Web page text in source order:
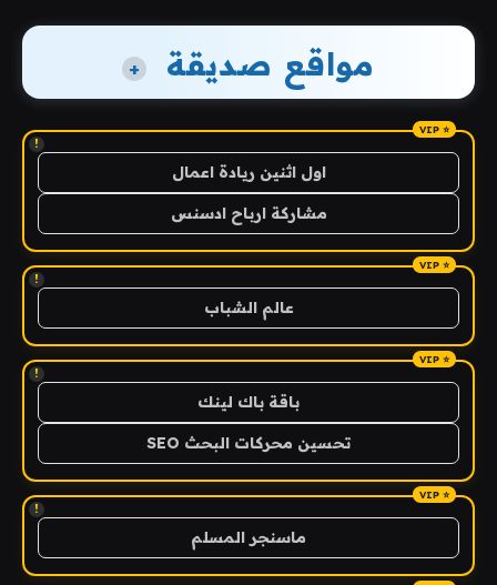
مواقع صديقة +
!
اول اثنين ريادة اعمال
مشاركة ارباح ادسنس
!
عالم الشباب
!
باقة باك لينك
تحسين محركات البحث SEO
!
ماسنجر المسلم